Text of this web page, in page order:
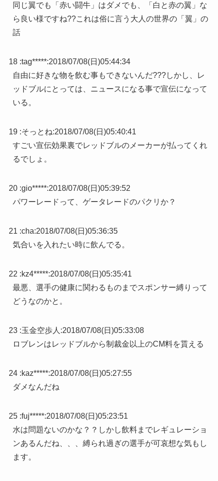
同じ翼でも「赤い闘牛」はダメでも、「白と赤の翼」な
ら良い様ですね??これは俗に言う大人の世界の「翼」の
話
18 :tag*****:2018/07/08(日)05:44:34
自由に好きな物を飲む事もできないんだ???しかし、レ
ッドブルにとっては、ニュースになる事で宣伝になって
いる。
19 :そっとね:2018/07/08(日)05:40:41
すごい宣伝効果裏でレッドブルのメーカーが払ってくれ
るでしょ。
20 :gio*****:2018/07/08(日)05:39:52
パワーレードって、ゲータレードのパクリか？
21 :cha:2018/07/08(日)05:36:35
気合いを入れたい時に飲んでる。
22 :kz4*****:2018/07/08(日)05:35:41
最悪、選手の健康に関わるものまでスポンサー縛りって
どうなのかと。
23 :玉金空歩人 :2018/07/08(日)05:33:08
ロブレンはレッドブルから制裁金以上のCM料を貰える
24 :kaz*****:2018/07/08(日)05:27:55
ダメなんだね
25 :fuj*****:2018/07/08(日)05:23:51
水は問題ないのかな？？しかし飲料までレギュレーショ
ンあるんだね、、、縛られ過ぎの選手が可哀想な気もし
ます。